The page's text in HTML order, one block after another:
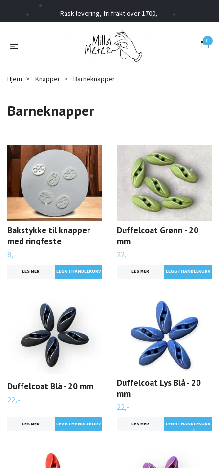
Rask levering, fri frakt over 1700,-
0
Hjem Knapper Barneknapper
Barneknapper
Bakstykke til knapper
med ringfeste
8,-
LES MER
Duffelcoat Grønn - 20
mm
22,-
LES MER
Duffelcoat Blå - 20 mm
22,-
LES MER
Duffelcoat Lys Blå - 20
mm
22,-
LES MER